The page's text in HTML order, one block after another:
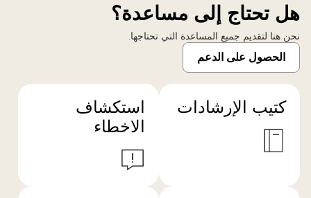
هل تحتاج إلى مساعدة؟
نحن هنا لتقديم جميع المساعدة التي تحتاجها.
الحصول على الدعم
كتيب الإرشادات
استكشاف
الاخطاء